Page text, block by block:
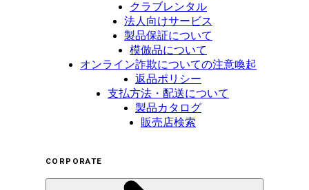
クラブレンタル
法人向けサービス
製品保証について
模倣品について
オンライン詐欺についての注意喚起
返品ポリシー
支払方法・配送について
製品カタログ
販売店検索
CORPORATE